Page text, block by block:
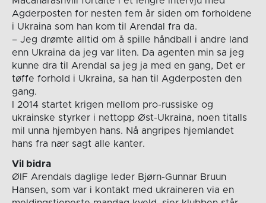
Agderposten for nesten fem år siden om forholdene
i Ukraina som han kom til Arendal fra da.
– Jeg drømte alltid om å spille håndball i andre land
enn Ukraina da jeg var liten. Da agenten min sa jeg
kunne dra til Arendal sa jeg ja med en gang, Det er
tøffe forhold i Ukraina, sa han til Agderposten den
gang.
I 2014 startet krigen mellom pro-russiske og
ukrainske styrker i nettopp Øst-Ukraina, noen titalls
mil unna hjembyen hans. Nå angripes hjemlandet
hans fra nær sagt alle kanter.
Vil bidra
ØIF Arendals daglige leder Bjørn-Gunnar Bruun
Hansen, som var i kontakt med ukraineren via en